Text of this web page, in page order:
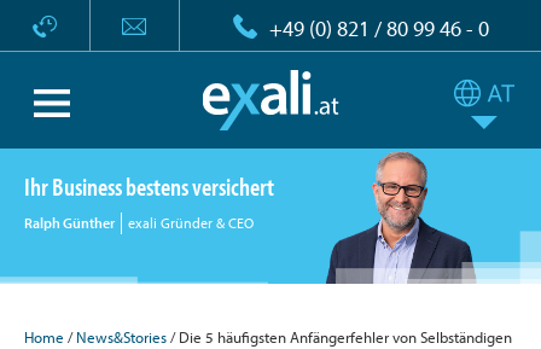
+49 (0) 821 / 80 99 46 - 0
Ihr Business bestens versichert
Ralph Günther exali Gründer & CEO
Home /News&Stories/ Die 5 häufigsten Anfängerfehler von Selbständigen